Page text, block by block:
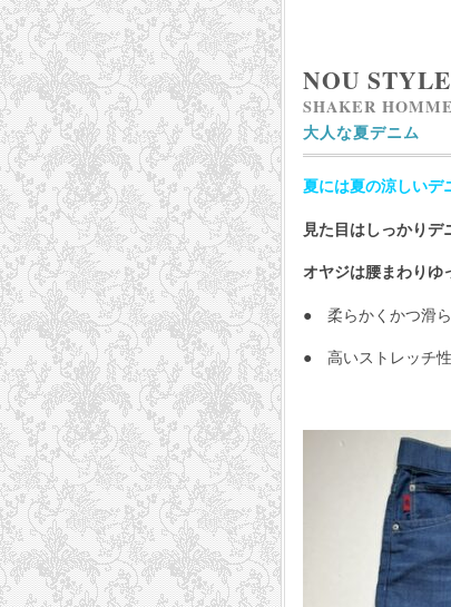
NOU STYLE
SHAKER
大人な夏デニム
夏には夏の涼しいデ
見た目はしっかり
オヤジは腰まわりゆ
● 柔らかくかつ滑
● 高いストレッチ